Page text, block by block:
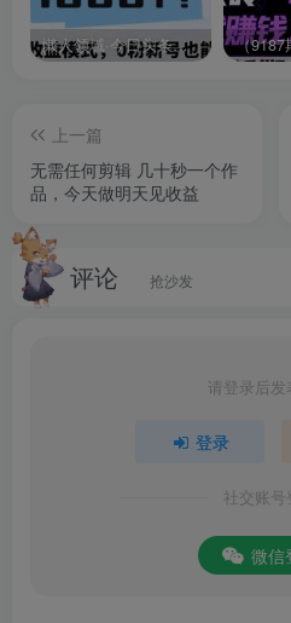
懒人领域·今日头条项目玩法，头条中视频项目，单号收益在50—500可批量￼
上一篇
无需任何剪辑 几十秒一个作
品，今天做明天见收益
评论 抢沙发
请登录后发
登录
社交账号
微信